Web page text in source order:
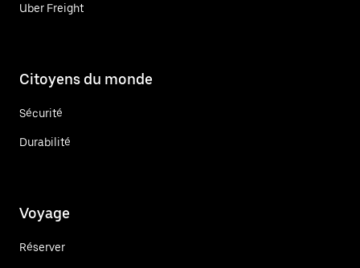
Uber Freight
Citoyens du monde
Sécurité
Durabilité
Voyage
Réserver